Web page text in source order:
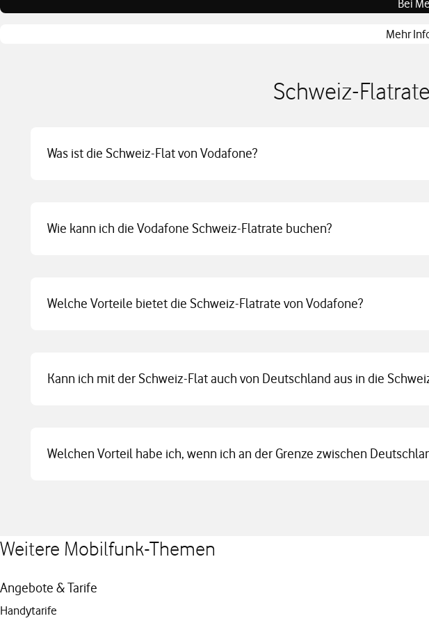
Bei
Mehr
Schweiz-
Was ist die Schweiz-Flat von Vodafone?
Wie kann ich die Vodafone Schweiz-Flatrate buchen?
Welche Vorteile bietet die Schweiz-Flatrate von Vodafone?
Kann ich mit der Schweiz-Flat auch von Deutschland aus in die
Welchen Vorteil habe ich, wenn ich an der Grenze zwischen
Weitere Mobilfunk-Themen
Angebote & Tarife
Handytarife